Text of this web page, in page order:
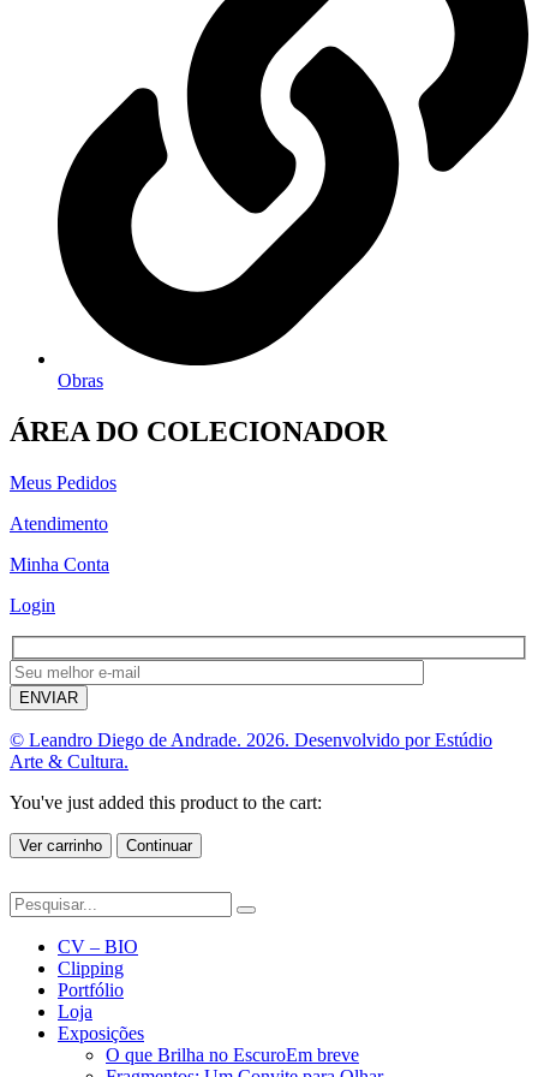
Obras
ÁREA DO COLECIONADOR
Meus Pedidos
Atendimento
Minha Conta
Login
© Leandro Diego de Andrade. 2026. Desenvolvido por Estúdio
Arte & Cultura.
You've just added this product to the cart:
Ver carrinho Continuar
CV – BIO
Clipping
Portfólio
Loja
Exposições
O que Brilha no EscuroEm breve